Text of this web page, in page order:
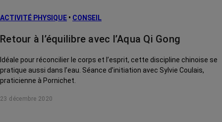
Traitements
ACTIVITÉ PHYSIQUE • CONSEIL
Retour à l’équilibre avec l’Aqua Qi Gong
Idéale pour réconcilier le corps et l’esprit, cette discipline chinoise se
pratique aussi dans l’eau. Séance d’initiation avec Sylvie Coulais,
praticienne à Pornichet.
23 décembre 2020